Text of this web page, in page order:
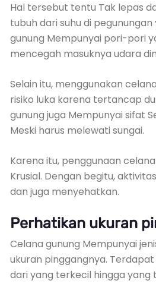
Hal tersebut tentu Tak lepas
tubuh dari suhu di
gunung Mempunyai pori-pori
mencegah masuknya udara
Selain itu, menggunakan
risiko luka karena tertancap
gunung juga Mempunyai sifat
Meski harus melewati sungai.
Karena itu, penggunaan
Krusial. Dengan begitu,
dan juga menyehatkan.
Perhatikan ukuran
Celana gunung Mempunyai
ukuran pinggangnya.
dari yang terkecil hingga yang